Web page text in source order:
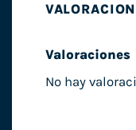
Valoraciones
No hay